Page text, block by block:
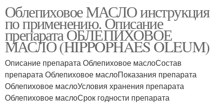
Облепиховое МАСЛО инструкция
по применению. Описание
препарата ОБЛЕПИХОВОЕ
МАСЛО (HIPPOPHAES OLEUM)
Описание препарата Облепиховое маслоСостав
препарата Облепиховое маслоПоказания препарата
Облепиховое маслоУсловия хранения препарата
Облепиховое маслоСрок годности препарата